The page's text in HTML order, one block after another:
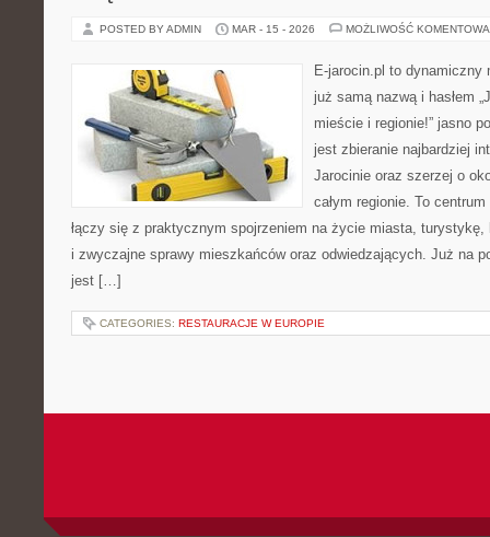
POSTED BY ADMIN MAR - 15 - 2026 MOŻLIWOŚĆ
E-jarocin.pl to dynamiczny
już samą nazwą i hasłem
mieście i regionie!” jasno
jest zbieranie najbardziej
Jarocinie oraz szerzej o
całym regionie. To
łączy się z praktycznym spojrzeniem na życie miasta, turystykę,
i zwyczajne sprawy mieszkańców oraz odwiedzających. Już na
jest […]
CATEGORIES: RESTAURACJE W EUROPIE